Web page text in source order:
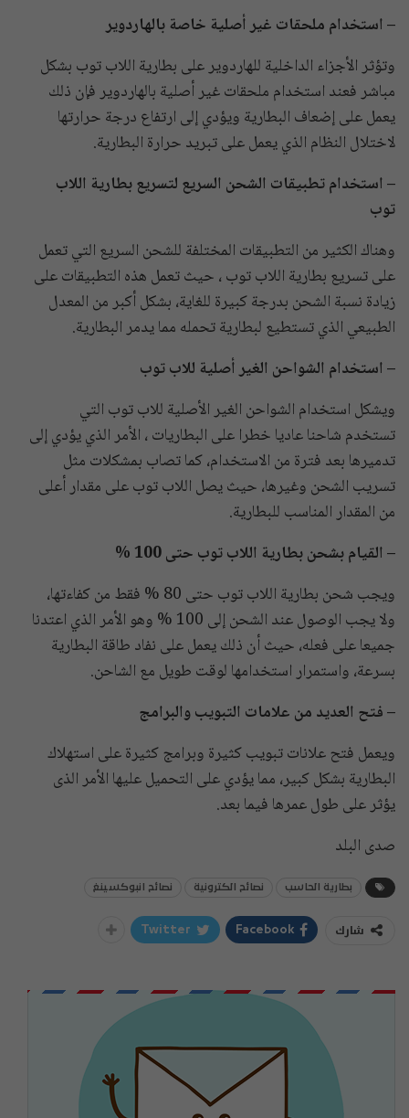
– استخدام ملحقات غير أصلية خاصة بالهاردوير
وتؤثر الأجزاء الداخلية للهاردوير على بطارية اللاب توب بشكل
مباشر فعند استخدام ملحقات غير أصلية بالهاردوير فإن ذلك
يعمل على إضعاف البطارية ويؤدي إلى ارتفاع درجة حرارتها
لاختلال النظام الذي يعمل على تبريد حرارة البطارية.
– استخدام تطبيقات الشحن السريع لتسريع بطارية اللاب
توب
وهناك الكثير من التطبيقات المختلفة للشحن السريع التي تعمل
على تسريع بطارية اللاب توب ، حيث تعمل هذه التطبيقات على
زيادة نسبة الشحن بدرجة كبيرة للغاية، بشكل أكبر من المعدل
الطبيعي الذي تستطيع لبطارية تحمله مما يدمر البطارية.
– استخدام الشواحن الغير أصلية للاب توب
ويشكل استخدام الشواحن الغير الأصلية للاب توب التي
تستخدم شاحنا عاديا خطرا على البطاريات ، الأمر الذي يؤدي إلى
تدميرها بعد فترة من الاستخدام، كما تصاب بمشكلات مثل
تسريب الشحن وغيرها، حيث يصل اللاب توب على مقدار أعلى
من المقدار المناسب للبطارية.
– القيام بشحن بطارية اللاب توب حتى 100 %
ويجب شحن بطارية اللاب توب حتى 80 % فقط من كفاءتها،
ولا يجب الوصول عند الشحن إلى 100 % وهو الأمر الذي اعتدنا
جميعا على فعله، حيث أن ذلك يعمل على نفاد طاقة البطارية
بسرعة، واستمرار استخدامها لوقت طويل مع الشاحن.
– فتح العديد من علامات التبويب والبرامج
ويعمل فتح علانات تبويب كثيرة وبرامج كثيرة على استهلاك
البطارية بشكل كبير، مما يؤدي على التحميل عليها الأمر الذى
يؤثر على طول عمرها فيما بعد.
صدى البلد
بطارية الحاسب نصائح الكترونية نصائح انبوكسينغ
شارك Facebook
Twitter